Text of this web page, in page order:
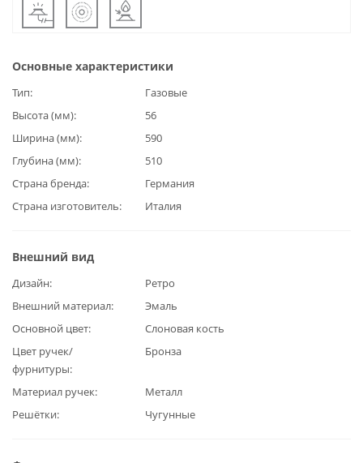
Основные характеристики
Тип
Газовые
Высота (мм)
56
Ширина (мм)
590
Глубина (мм)
510
Страна бренда
Германия
Страна изготовитель
Италия
Внешний вид
Дизайн
Ретро
Внешний материал
Эмаль
Основной цвет
Слоновая кость
Цвет ручек/
фурнитуры
Бронза
Материал ручек
Металл
Решётки
Чугунные